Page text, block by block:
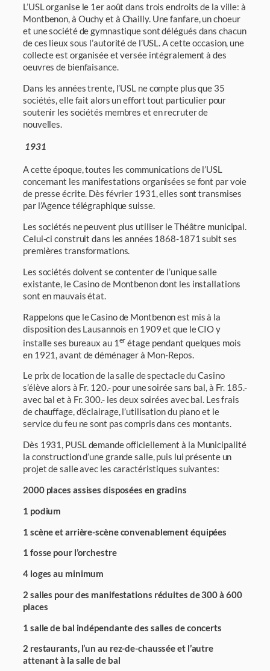
L’USL organise le 1er août dans trois endroits de la ville: à
Montbenon, à Ouchy et à Chailly. Une fanfare, un choeur
et une société de gymnastique sont délégués dans chacun
de ces lieux sous l’autorité de l’USL. A cette occasion, une
collecte est organisée et versée inté­gralement à des
oeuvres de bienfaisance.
Dans les années trente, l’USL ne compte plus que 35
sociétés, elle fait alors un effort tout particulier pour
soutenir les sociétés membres et en recruter de
nouvelles.
1931
A cette époque, toutes les communications de l’USL
concernant les manifestations orga­nisées se font par voie
de presse écrite. Dès février 1931, elles sont transmises
par l’Agence télégraphique suisse.
Les sociétés ne peuvent plus utiliser le Théâtre municipal.
Celui-ci construit dans les années 1868-1871 subit ses
premières transformations.
Les sociétés doivent se conten­ter de l’unique salle
existante, le Casino de Montbenon dont les installations
sont en mau­vais état.
Rappelons que le Casino de Montbenon est mis à la
disposition des Lausannois en 1909 et que le CIO y
installe ses bureaux au 1 er étage pendant quelques mois
en 1921, avant de déménager à Mon-Repos.
Le prix de location de la salle de spectacle du Casino
s’élève alors à Fr. 120.- pour une soirée sans bal, à Fr. 185.-
avec bal et à Fr. 300.- les deux soirées avec bal. Les frais
de chauffage, d’éclairage, l’utilisation du piano et le
service du feu ne sont pas compris dans ces montants.
Dès 1931, PUSL demande officiellement à la Municipalité
la construction d’une grande salle, puis lui présente un
projet de salle avec les caractéristiques suivantes:
2000 places assises disposées en gradins
1 podium
1 scène et arrière-scène convenablement équipées
1 fosse pour l’orchestre
4 loges au minimum
2 salles pour des manifestations réduites de 300 à 600
places
1 salle de bal indépendante des salles de concerts
2 restaurants, l’un au rez-de-chaussée et l’autre
attenant à la salle de bal